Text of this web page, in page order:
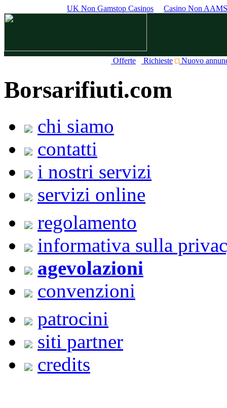
UK Non Gamstop Casinos Casino Non AAMS
Offerte Richieste Nuovo
Borsarifiuti.com
chi siamo
contatti
i nostri servizi
servizi online
regolamento
informativa sulla
agevolazioni
convenzioni
patrocini
siti partner
credits